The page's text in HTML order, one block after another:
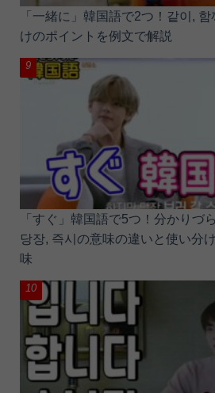
「一緒に」韓国語で2つ！같이,
けのポイントを例文で解説
「すぐ」韓国語で5つ！分かりづ
당장, 즉시の意味の違いと使い分
味